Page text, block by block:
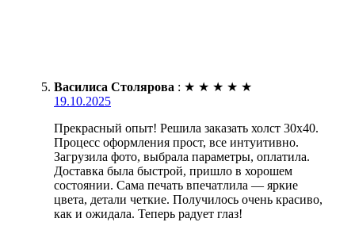
Василиса Столярова : ★ ★ ★ ★ ★
19.10.2025
Прекрасный опыт! Решила заказать холст 30х40.
Процесс оформления прост, все интуитивно.
Загрузила фото, выбрала параметры, оплатила.
Доставка была быстрой, пришло в хорошем
состоянии. Сама печать впечатлила — яркие
цвета, детали четкие. Получилось очень красиво,
как и ожидала. Теперь радует глаз!